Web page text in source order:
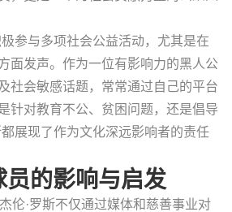
参与多项社会公益活动，尤其是在
面发声。作为一位有影响力的黑人公
社会敏感话题，常常通过自己的平台
针对教育不公、贫困问题，还是倡导
展现了作为文化深远影响者的责任
的影响与启发
伦·罗斯不仅通过媒体和慈善事业对